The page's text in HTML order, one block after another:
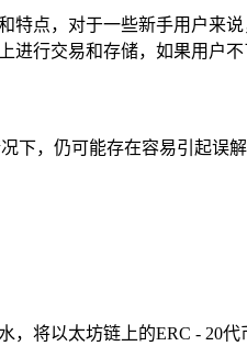
点，对于一些新手用户来
行交易和存储，如果用户
下，仍可能存在容易引起
将以太坊链上的ERC - 20